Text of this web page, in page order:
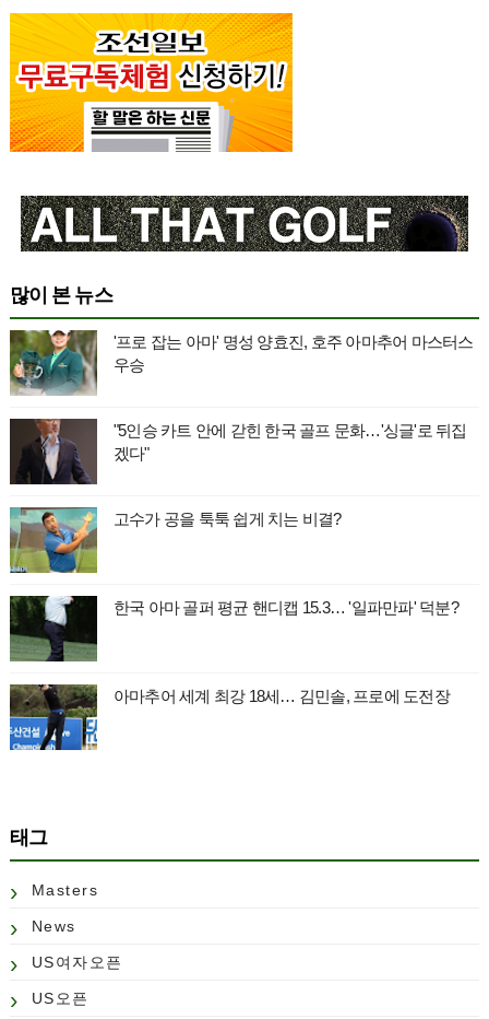
많이 본 뉴스
'프로 잡는 아마' 명성 양효진, 호주 아마추어 마스터스
우승
"5인승 카트 안에 갇힌 한국 골프 문화…'싱글'로 뒤집
겠다"
고수가 공을 툭툭 쉽게 치는 비결?
한국 아마 골퍼 평균 핸디캡 15.3… '일파만파' 덕분?
아마추어 세계 최강 18세… 김민솔, 프로에 도전장
태그
Masters
News
US여자오픈
US오픈